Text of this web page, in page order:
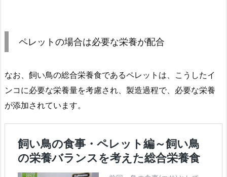
ペレットの場合は必要な栄養が配合
なお、飼い鳥の総合栄養食であるペレットは、こうしたイ
ンコに必要な栄養量を考慮され、製造過程で、必要な栄養
が添加されています。